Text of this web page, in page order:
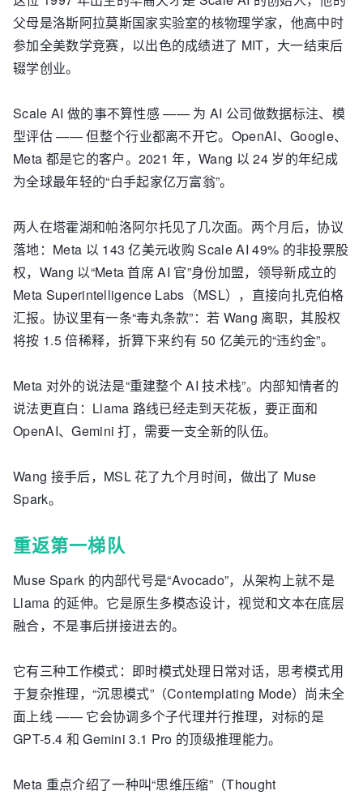
父母是洛斯阿拉莫斯国家实验室的核物理学家，他高中时
参加全美数学竞赛，以出色的成绩进了 MIT，大一结束后
辍学创业。
Scale AI 做的事不算性感 —— 为 AI 公司做数据标注、模
型评估 —— 但整个行业都离不开它。OpenAI、Google、
Meta 都是它的客户。2021 年，Wang 以 24 岁的年纪成
为全球最年轻的“白手起家亿万富翁”。
两人在塔霍湖和帕洛阿尔托见了几次面。两个月后，协议
落地：Meta 以 143 亿美元收购 Scale AI 49% 的非投票股
权，Wang 以“Meta 首席 AI 官”身份加盟，领导新成立的
Meta Superintelligence Labs（MSL），直接向扎克伯格
汇报。协议里有一条“毒丸条款”：若 Wang 离职，其股权
将按 1.5 倍稀释，折算下来约有 50 亿美元的“违约金”。
Meta 对外的说法是“重建整个 AI 技术栈”。内部知情者的
说法更直白：Llama 路线已经走到天花板，要正面和
OpenAI、Gemini 打，需要一支全新的队伍。
Wang 接手后，MSL 花了九个月时间，做出了 Muse
Spark。
重返第一梯队
Muse Spark 的内部代号是“Avocado”，从架构上就不是
Llama 的延伸。它是原生多模态设计，视觉和文本在底层
融合，不是事后拼接进去的。
它有三种工作模式：即时模式处理日常对话，思考模式用
于复杂推理，“沉思模式”（Contemplating Mode）尚未全
面上线 —— 它会协调多个子代理并行推理，对标的是
GPT-5.4 和 Gemini 3.1 Pro 的顶级推理能力。
Meta 重点介绍了一种叫“思维压缩”（Thought